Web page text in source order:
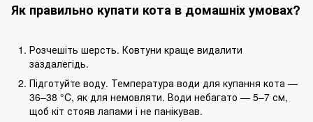
Як правильно купати кота в домашніх умовах?
Розчешіть шерсть. Ковтуни краще видалити
заздалегідь.
Підготуйте воду. Температура води для купання кота —
36–38 °C, як для немовляти. Води небагато — 5–7 см,
щоб кіт стояв лапами і не панікував.